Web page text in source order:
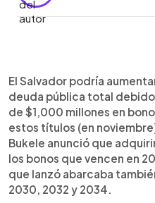
Escuchar artículo
El Salvador podría
deuda pública total
de $1,000 millones en
estos títulos (en
Bukele anunció que
los bonos que vencen en
que lanzó abarcaba
2030, 2032 y 2034.